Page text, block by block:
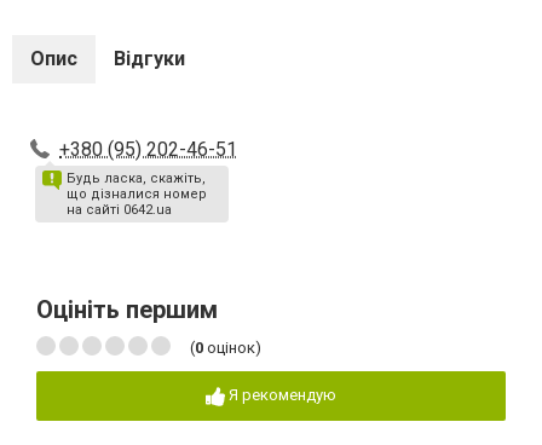
Опис Відгуки
+380 (95) 202-46-51
Будь ласка, скажіть,
що дізналися номер
на сайті 0642.ua
Оцініть першим
(0 оцінок)
Я рекомендую